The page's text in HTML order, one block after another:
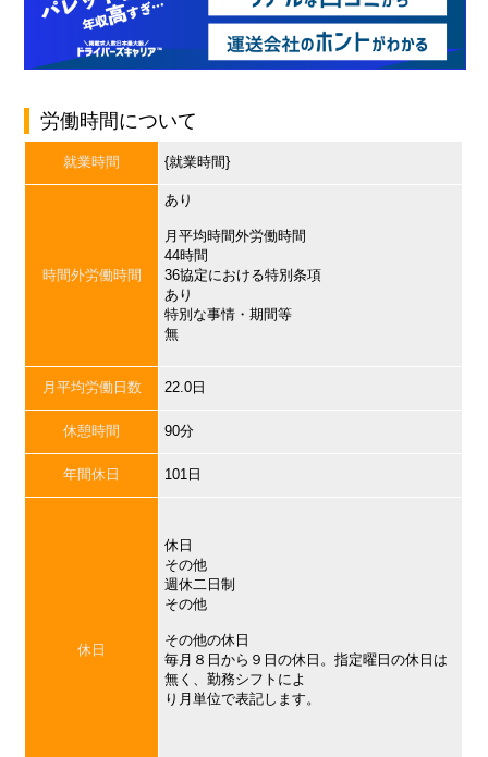
労働時間について
就業時間 {就業時間}
時間外労働時間
あり
月平均時間外労働時間
44時間
36協定における特別条項
あり
特別な事情・期間等
無
月平均労働日数 22.0日
休憩時間 90分
年間休日 101日
休日
休日
その他
週休二日制
その他
その他の休日
毎月８日から９日の休日。指定曜日の休日は
無く、勤務シフトによ
り月単位で表記します。